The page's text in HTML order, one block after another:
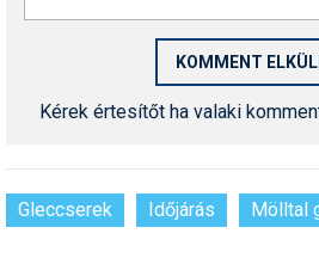
Termékajánló
Utazási tippek
Kérek értesítőt ha valaki
Gleccserek Időjárás Mölltal